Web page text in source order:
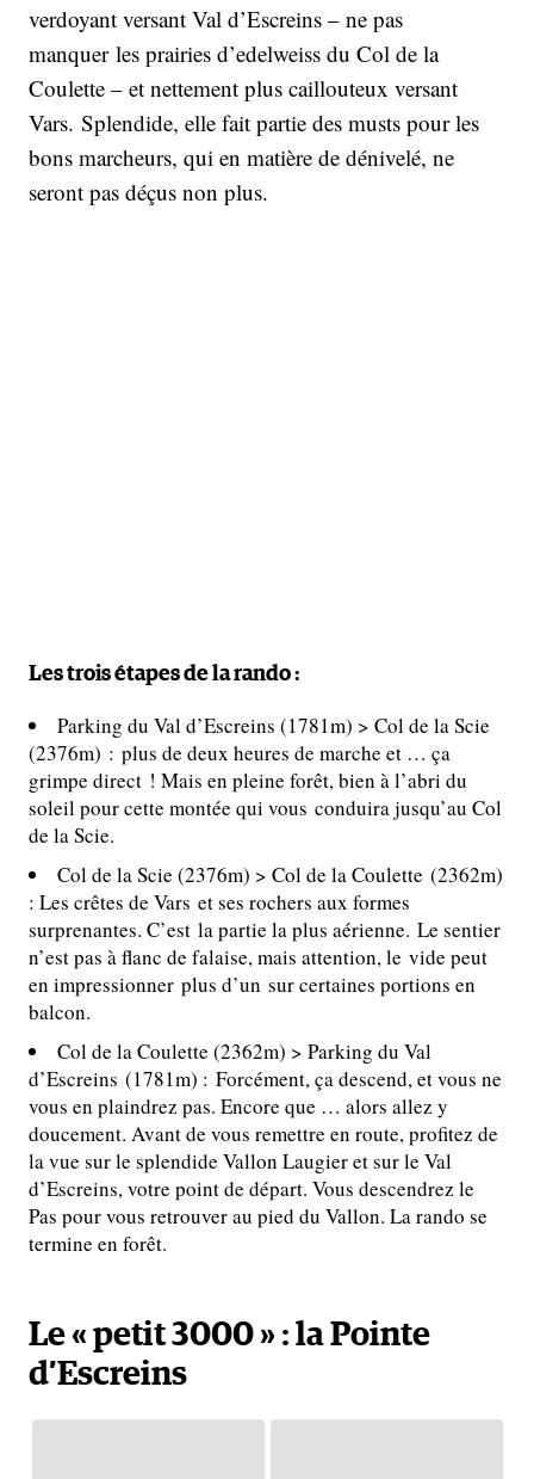
verdoyant versant Val d’Escreins – ne pas
manquer les prairies d’edelweiss du Col de la
Coulette – et nettement plus caillouteux versant
Vars. Splendide, elle fait partie des musts pour les
bons marcheurs, qui en matière de dénivelé, ne
seront pas déçus non plus.
Les trois étapes de la rando :
Parking du Val d’Escreins (1781m) > Col de la Scie
(2376m) : plus de deux heures de marche et … ça
grimpe direct ! Mais en pleine forêt, bien à l’abri du
soleil pour cette montée qui vous conduira jusqu’au Col
de la Scie.
Col de la Scie (2376m) > Col de la Coulette (2362m)
: Les crêtes de Vars et ses rochers aux formes
surprenantes. C’est la partie la plus aérienne. Le sentier
n’est pas à flanc de falaise, mais attention, le vide peut
en impressionner plus d’un sur certaines portions en
balcon.
Col de la Coulette (2362m) > Parking du Val
d’Escreins (1781m) : Forcément, ça descend, et vous ne
vous en plaindrez pas. Encore que … alors allez y
doucement. Avant de vous remettre en route, profitez de
la vue sur le splendide Vallon Laugier et sur le Val
d’Escreins, votre point de départ. Vous descendrez le
Pas pour vous retrouver au pied du Vallon. La rando se
termine en forêt.
Le « petit 3000 » : la Pointe
d’Escreins